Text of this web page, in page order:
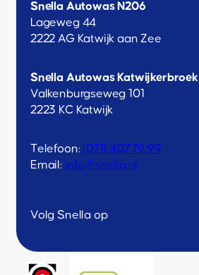
Snella Autowas N206
Lageweg 44
2222 AG Katwijk aan Zee
Snella Autowas Katwijkerbroek
Valkenburgseweg 101
2223 KC Katwijk
Telefoon:(071) 407 79 99
Email: info@snella.nl
Volg Snella op